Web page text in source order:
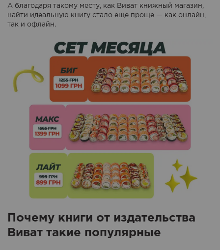
А благодаря такому месту, как Виват книжный магазин,
найти идеальную книгу стало еще проще — как онлайн,
так и офлайн.
Почему книги от издательства
Виват такие популярные